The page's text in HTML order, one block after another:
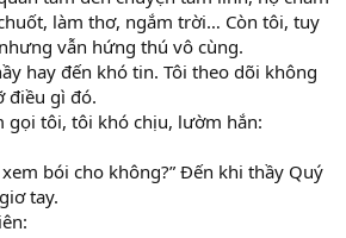
làm thơ, ngắm trời… Còn tôi, tuy
vẫn hứng thú vô cùng.
hay đến khó tin. Tôi theo dõi không
điều gì đó.
gọi tôi, tôi khó chịu, lườm hắn:
bói cho không?” Đến khi thầy Quý
tay.